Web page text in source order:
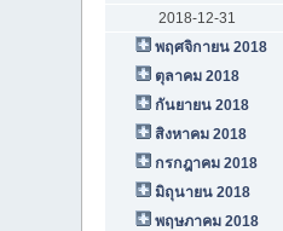
2018-12-31
พฤศจิกายน 2018
ตุลาคม 2018
กันยายน 2018
สิงหาคม 2018
กรกฎาคม 2018
มิถุนายน 2018
พฤษภาคม 2018